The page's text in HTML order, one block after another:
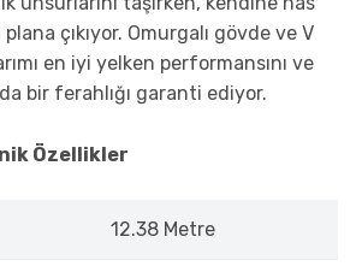
çıkıyor. Omurgalı gövde ve V
en iyi yelken performansını ve
bir ferahlığı garanti ediyor.
Özellikler
12.38 Metre